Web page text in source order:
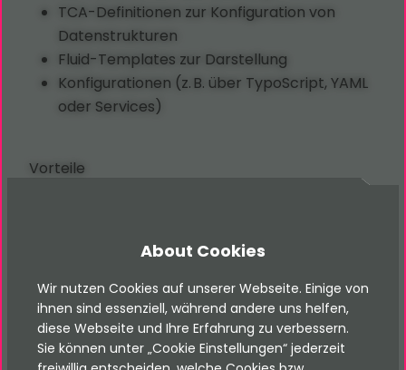
TCA-Definitionen zur Konfiguration von
Datenstrukturen
Fluid-Templates zur Darstellung
Konfigurationen (z. B. über TypoScript, YAML
oder Services)
Vorteile
Klare Trennung von Funktionalitäten
Struktur
Typischer Anwendungsfall
About Cookies
Wir nutzen Cookies auf unserer Webseite. Einige von
ihnen sind essenziell, während andere uns helfen,
diese Webseite und Ihre Erfahrung zu verbessern.
Sie können unter „Cookie Einstellungen“ jederzeit